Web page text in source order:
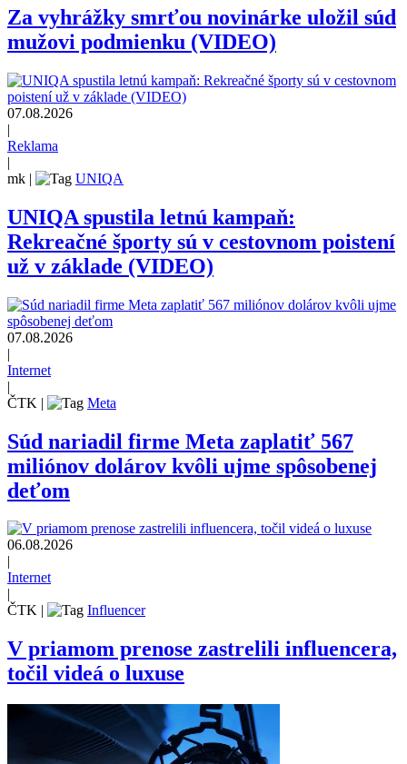
Za vyhrážky smrťou novinárke uložil súd
mužovi podmienku (VIDEO)
07.08.2026
|
Reklama
|
mk | UNIQA
UNIQA spustila letnú kampaň:
Rekreačné športy sú v cestovnom poistení
už v základe (VIDEO)
07.08.2026
|
Internet
|
ČTK | Meta
Súd nariadil firme Meta zaplatiť 567
miliónov dolárov kvôli ujme spôsobenej
deťom
06.08.2026
Internet
ČTK
Influencer
V priamom prenose zastrelili influencera,
točil videá o luxuse